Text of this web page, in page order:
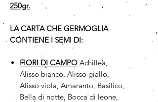
250gr.
LA CARTA CHE GERMOGLIA
CONTIENE I SEMI DI:
FIORI DI CAMPO Achillea,
Alisso bianco, Alisso giallo,
Alisso viola, Amaranto, Basilico,
Bella di notte, Bocca di leone,